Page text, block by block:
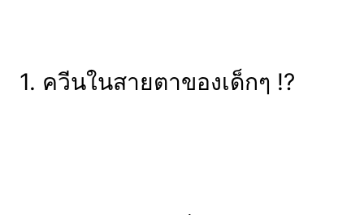
1. ควีนในสายตาของเด็กๆ !?